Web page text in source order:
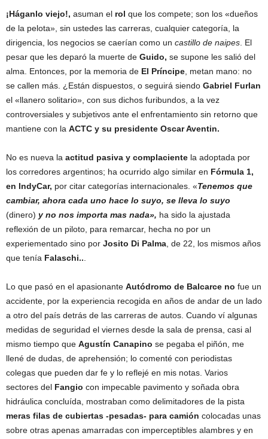
¡Háganlo viejo!, asuman el rol que los compete; son los «dueños
de la pelota», sin ustedes las carreras, cualquier categoría, la
dirigencia, los negocios se caerían como un castillo de naipes . El
pesar que les deparó la muerte de Guido, se supone les salió del
alma. Entonces, por la memoria de El Príncipe , metan mano: no
se callen más. ¿Están dispuestos, o seguirá siendo Gabriel Furlan
el «llanero solitario», con sus dichos furibundos, a la vez
controversiales y subjetivos ante el enfrentamiento sin retorno que
mantiene con la ACTC y su presidente Oscar Aventin.
No es nueva la actitud pasiva y complaciente la adoptada por
los corredores argentinos; ha ocurrido algo similar en Fórmula 1,
en IndyCar, por citar categorías internacionales. «Tenemos que
cambiar, ahora cada uno hace lo suyo, se lleva lo suyo
(dinero) y no nos importa mas nada», ha sido la ajustada
reflexión de un piloto, para remarcar, hecha no por un
experiementado sino por Josito Di Palma , de 22, los mismos años
que tenía Falaschi..
Lo que pasó en el apasionante Autódromo de Balcarce no fue un
accidente, por la experiencia recogida en años de andar de un lado
a otro del país detrás de las carreras de autos. Cuando ví algunas
medidas de seguridad el viernes desde la sala de prensa, casi al
mismo tiempo que Agustín Canapino se pegaba el piñón, me
llené de dudas, de aprehensión; lo comenté con periodistas
colegas que pueden dar fe y lo reflejé en mis notas. Varios
sectores del Fangio con impecable pavimento y soñada obra
hidráulica concluída, mostraban como delimitadores de la pista
meras filas de cubiertas -pesadas- para camión colocadas unas
sobre otras apenas amarradas con imperceptibles alambres y en